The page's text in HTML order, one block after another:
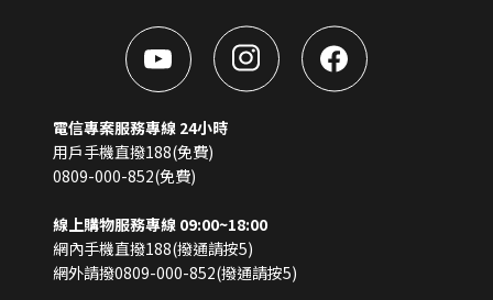
電信專案服務專線 24小時
用戶手機直撥188(免費)
0809-000-852(免費)
線上購物服務專線 09:00~18:00
網內手機直撥188(撥通請按5)
網外請撥0809-000-852(撥通請按5)